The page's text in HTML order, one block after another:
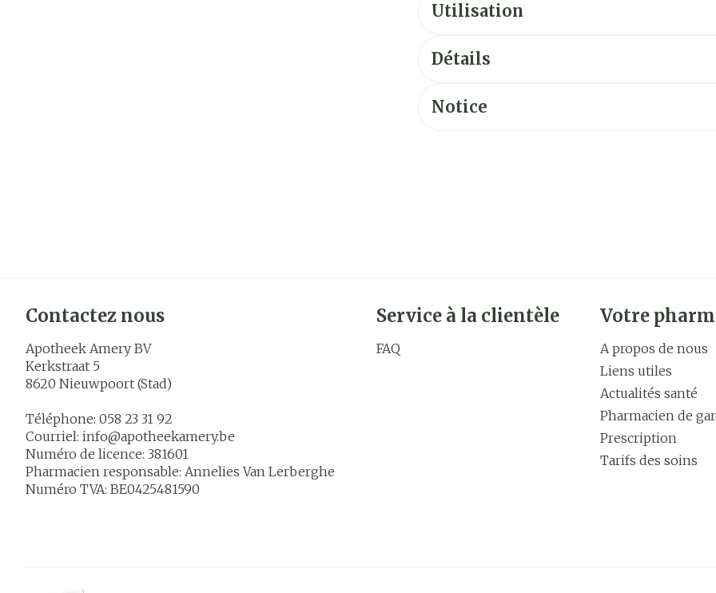
Utilisation
Détails
Notice
Contactez nous
Apotheek Amery BV
Kerkstraat 5
8620 Nieuwpoort (Stad)
Téléphone: 058 23 31 92
Courriel: info@apotheekamery.be
Numéro de licence: 381601
Pharmacien responsable: Annelies Van Lerberghe
Numéro TVA: BE0425481590
Service à la clientèle
FAQ
Votre
A propos de nous
Liens utiles
Actualités santé
Pharmacien de
Prescription
Tarifs des soins